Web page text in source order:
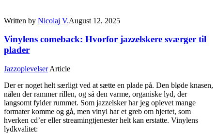
Written by Nicolaj V.August 12, 2025
Vinylens comeback: Hvorfor jazzelskere sværger til
plader
JazzoplevelserArticle
Der er noget helt særligt ved at sætte en plade på. Den bløde knasen,
nålen der rammer rillen, og så den varme, organiske lyd, der
langsomt fylder rummet. Som jazzelsker har jeg oplevet mange
formater komme og gå, men vinyl har et greb om hjertet, som
hverken cd’er eller streamingtjenester helt kan erstatte. Vinylens
lydkvalitet: